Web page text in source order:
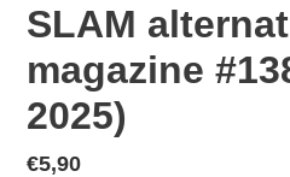
SLAM
magazine
2025)
Normaler
€5,90